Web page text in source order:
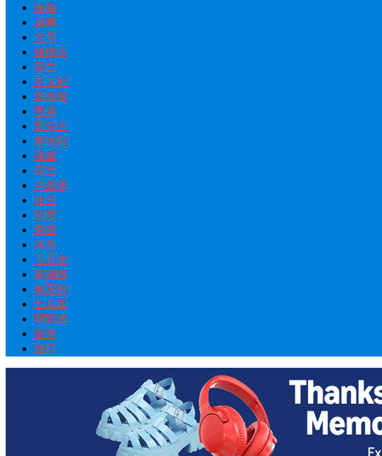
缅甸
越南
大马
菲律宾
荷兰
意大利
新加坡
香港
爱尔兰
奥地利
挪威
芬兰
卢森堡
波兰
印尼
希腊
冰岛
马耳他
塞浦路
匈牙利
土耳其
阿联酋
留学
旅行